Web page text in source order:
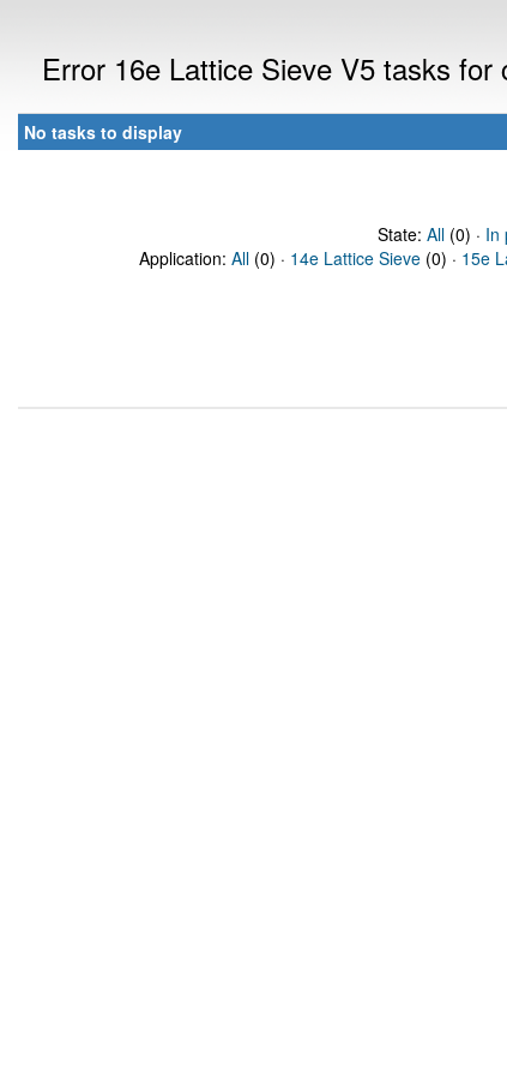
Error 16e Lattice Sieve V5 tasks for
No tasks to display
State: All(0) · In
Application: All (0) · 14e Lattice Sieve (0) · 15e